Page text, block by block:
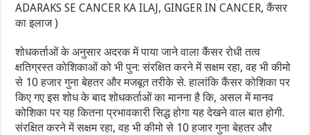
ADARAKS SE CANCER KA ILAJ, GINGER IN CANCER, कैंसर
का इलाज )
शोधकर्ताओं के अनुसार अदरक में पाया जाने वाला कैंसर रोधी तत्व
क्षतिग्रस्त कोशि‍काओं को भी पुन: संरक्षि‍त करने में सक्षम रहा, वह भी कीमो
से 10 हजार गुना बेहतर और मजबूत तरीके से. हालांकि‍ कैंसर कोशि‍का पर
किए गए इस शोध के बाद शोधकर्ताओं का मानना है कि, असल में मानव
कोशि‍का पर यह कितना प्रभावकारी सिद्ध होगा यह देखने वाल बात होगी.
संरक्षित करने में सक्षम रहा, वह भी कीमो से 10 हजार गुना बेहतर और